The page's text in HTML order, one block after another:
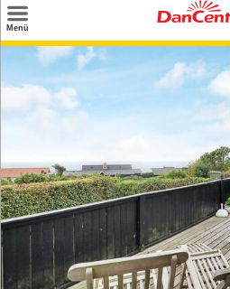
Menü
Suchen
Urlaubsziele
Angebote
Inspiration
Kontakt
Gut zu wissen